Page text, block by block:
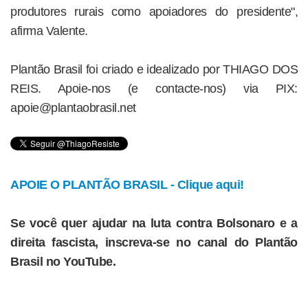
produtores rurais como apoiadores do presidente",
afirma Valente.
Plantão Brasil foi criado e idealizado por THIAGO DOS
REIS. Apoie-nos (e contacte-nos) via PIX:
apoie@plantaobrasil.net
APOIE O PLANTÃO BRASIL - Clique aqui!
Se você quer ajudar na luta contra Bolsonaro e a
direita fascista, inscreva-se no canal do Plantão
Brasil no YouTube.